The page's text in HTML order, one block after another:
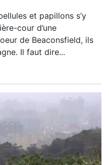
et papillons s’y
cour d’une
de Beaconsfield, ils
Il faut dire...